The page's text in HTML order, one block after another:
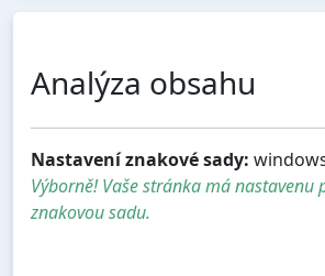
Analýza obsahu
Nastavení znakové sady:
Výborně! Vaše stránka má nastavenu
znakovou sadu.